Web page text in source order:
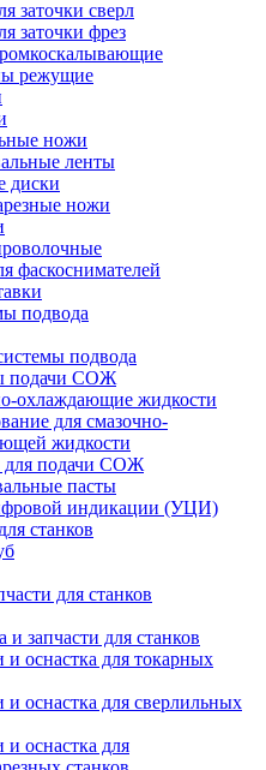
заточки сверл
заточки фрез
режущие
ножи
ленты
диски
ножи
фаскоснимателей
подвода
подвода
подачи СОЖ
охлаждающие жидкости
для смазочно-
жидкости
для подачи СОЖ
пасты
индикации (УЦИ)
станков
для станков
и запчасти для станков
и оснастка для токарных
и оснастка для сверлильных
и оснастка для